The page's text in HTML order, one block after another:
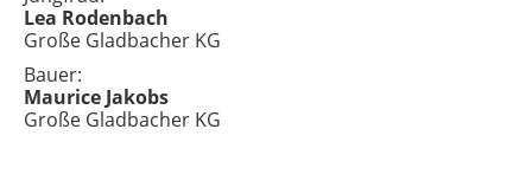
Lea Rodenbach
Große Gladbacher KG
Bauer:
Maurice Jakobs
Große Gladbacher KG